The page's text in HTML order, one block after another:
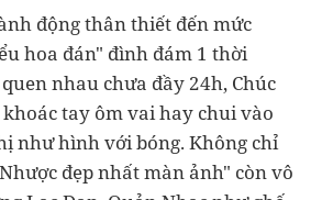
động thân thiết đến mức
hoa đán" đình đám 1 thời
nhau chưa đầy 24h, Chúc
tay ôm vai hay chui vào
như hình với bóng. Không chỉ
đẹp nhất màn ảnh" còn vô